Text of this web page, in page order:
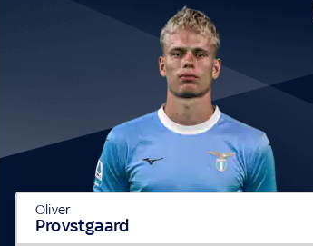
Oliver
Provstgaard